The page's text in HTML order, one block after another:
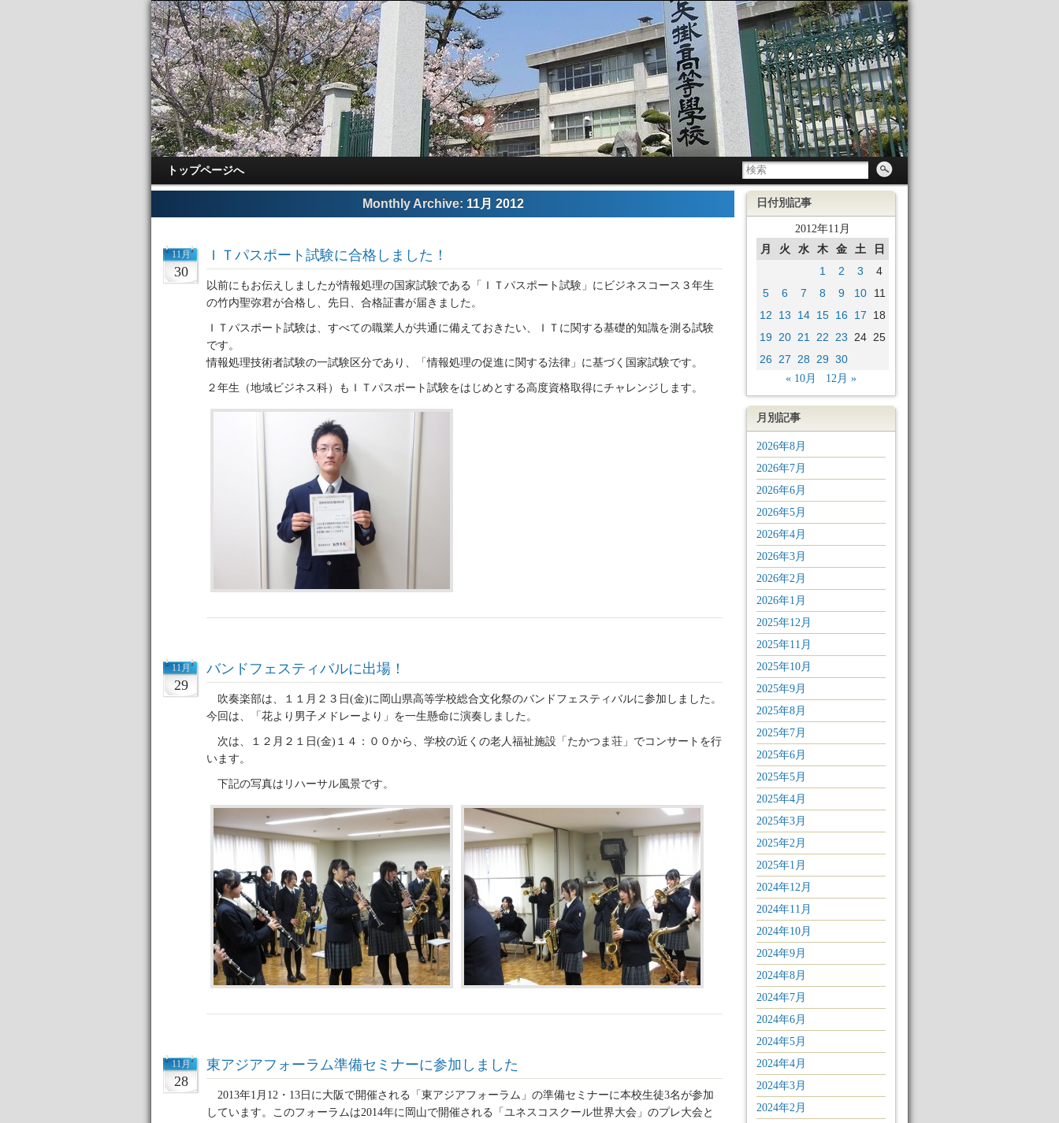
トップページへ
Monthly Archive: 11月 2012
11月
30
ＩＴパスポート試験に合格しました！
以前にもお伝えしましたが情報処理の国家試験である「ＩＴパスポート試験」にビジネスコース３年生
の竹内聖弥君が合格し、先日、合格証書が届きました。
ＩＴパスポート試験は、すべての職業人が共通に備えておきたい、ＩＴに関する基礎的知識を測る試験
です。
情報処理技術者試験の一試験区分であり、「情報処理の促進に関する法律」に基づく国家試験です。
２年生（地域ビジネス科）もＩＴパスポート試験をはじめとする高度資格取得にチャレンジします。
11月
29
バンドフェスティバルに出場！
吹奏楽部は、１１月２３日(金)に岡山県高等学校総合文化祭のバンドフェスティバルに参加しました。
今回は、「花より男子メドレーより」を一生懸命に演奏しました。
次は、１２月２１日(金)１４：００から、学校の近くの老人福祉施設「たかつま荘」でコンサートを行
います。
下記の写真はリハーサル風景です。
11月
28
東アジアフォーラム準備セミナーに参加しました
2013年1月12・13日に大阪で開催される「東アジアフォーラム」の準備セミナーに本校生徒3名が参加
しています。このフォーラムは2014年に岡山で開催される「ユネスコスクール世界大会」のプレ大会と
日付別記事
2012年11月
月 火 水 木 金 土
日
1
2 3
4
5
6 7 8 9 10
11
12
13 14 15 16 17
18
19 20 21 22 23 24 25
26
27 28 29 30
« 10月 12月 »
月別記事
2026年8月
2026年7月
2026年6月
2026年5月
2026年4月
2026年3月
2026年2月
2026年1月
2025年12月
2025年11月
2025年10月
2025年9月
2025年8月
2025年7月
2025年6月
2025年5月
2025年4月
2025年3月
2025年2月
2025年1月
2024年12月
2024年11月
2024年10月
2024年9月
2024年8月
2024年7月
2024年6月
2024年5月
2024年4月
2024年3月
2024年2月